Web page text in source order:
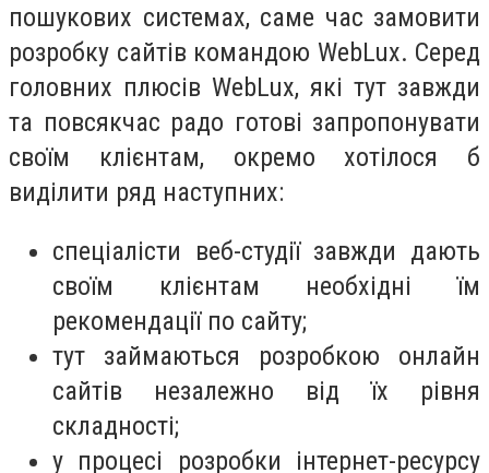
пошукових системах, саме час замовити
розробку сайтів командою WebLux. Серед
головних плюсів WebLux, які тут завжди
та повсякчас радо готові запропонувати
своїм клієнтам, окремо хотілося б
виділити ряд наступних:
спеціалісти веб-студії завжди дають
своїм клієнтам необхідні їм
рекомендації по сайту;
тут займаються розробкою онлайн
сайтів незалежно від їх рівня
складності;
у процесі розробки інтернет-ресурсу